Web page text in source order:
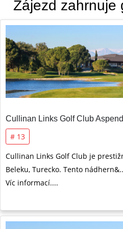
Zájezd zahrnuje
Cullinan Links Golf Club
# 13
Cullinan Links Golf Club je
Beleku, Turecko. Tento
Víc informací....